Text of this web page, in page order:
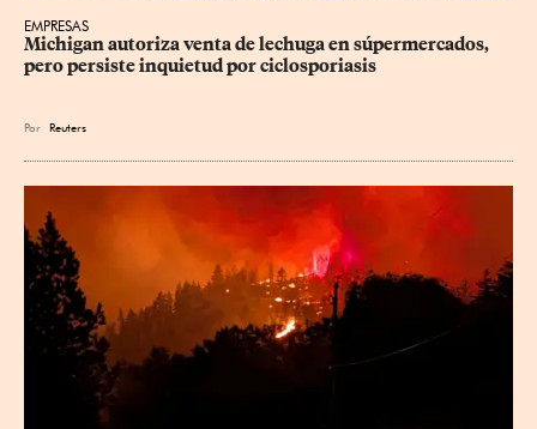
EMPRESAS
Michigan autoriza venta de lechuga en súpermercados,
pero persiste inquietud por ciclosporiasis
Por Reuters